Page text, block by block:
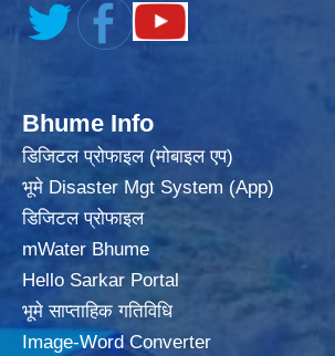
Bhume Info
डिजिटल प्रोफाइल (मोबाइल एप)
भूमे Disaster Mgt System (App)
डिजिटल प्रोफाइल
mWater Bhume
Hello Sarkar Portal
भूमे साप्ताहिक गतिविधि
Image-Word Converter